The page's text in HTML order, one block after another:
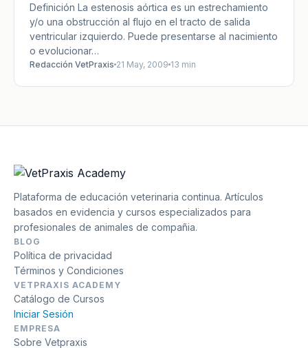
Definición La estenosis aórtica es un estrechamiento
y/o una obstrucción al flujo en el tracto de salida
ventricular izquierdo. Puede presentarse al nacimiento
o evolucionar…
Redacción VetPraxis 21 May, 2009 13 min
Plataforma de educación veterinaria continua. Artículos
basados en evidencia y cursos especializados para
profesionales de animales de compañia.
BLOG
Política de privacidad
Términos y Condiciones
VETPRAXIS ACADEMY
Catálogo de Cursos
Iniciar Sesión
EMPRESA
Sobre Vetpraxis